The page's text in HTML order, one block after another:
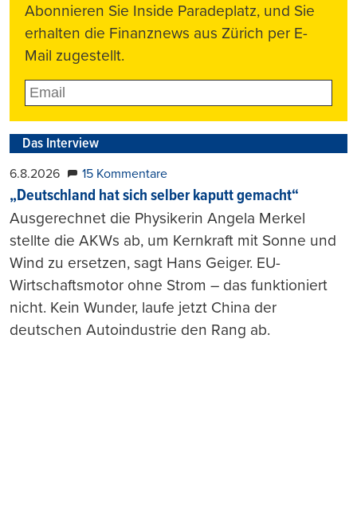
Abonnieren Sie Inside Paradeplatz, und Sie
erhalten die Finanznews aus Zürich per E-
Mail zugestellt.
Das Interview
6.8.2026 15 Kommentare
„Deutschland hat sich selber kaputt gemacht“
Ausgerechnet die Physikerin Angela Merkel
stellte die AKWs ab, um Kernkraft mit Sonne und
Wind zu ersetzen, sagt Hans Geiger. EU-
Wirtschaftsmotor ohne Strom – das funktioniert
nicht. Kein Wunder, laufe jetzt China der
deutschen Autoindustrie den Rang ab.